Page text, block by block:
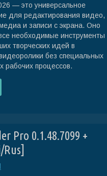
— это универсальное
для редактирования видео,
и записи с экрана. Оно
необходимые инструменты
творческих идей в
без специальных
рабочих процессов.
Pro 0.1.48.7099 +